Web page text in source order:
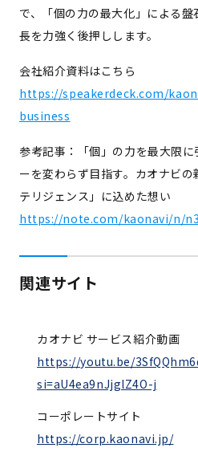
で、「個の力の最大化」による
長を力強く後押しします。
会社紹介資料はこちら
https://speakerdeck.com/
business
参考記事：「個」の力を最大限
ーを変わらず目指す。カオナビ
テリジェンス」に込めた想い
https://note.com/kaonavi/n/
関連サイト
カオナビ サービス紹介動画
https://youtu.be/
si=aU4ea9nJjglZ4O-j
コーポレートサイト
https://corp.kaonavi.jp/